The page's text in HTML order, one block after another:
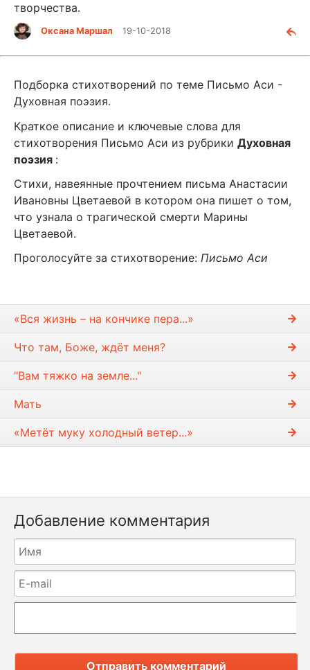
творчества.
Оксана Маршал 19-10-2018
Подборка стихотворений по теме Письмо Аси -
Духовная поэзия.
Краткое описание и ключевые слова для
стихотворения Письмо Аси из рубрики Духовная
поэзия :
Стихи, навеянные прочтением письма Анастасии
Ивановны Цветаевой в котором она пишет о том,
что узнала о трагической смерти Марины
Цветаевой.
Проголосуйте за стихотворение: Письмо Аси
«Вся жизнь – на кончике пера...»
Что там, Боже, ждёт меня?
"Вам тяжко на земле..."
Мать
«Метёт муку холодный ветер...»
Добавление комментария
Отправить комментарий